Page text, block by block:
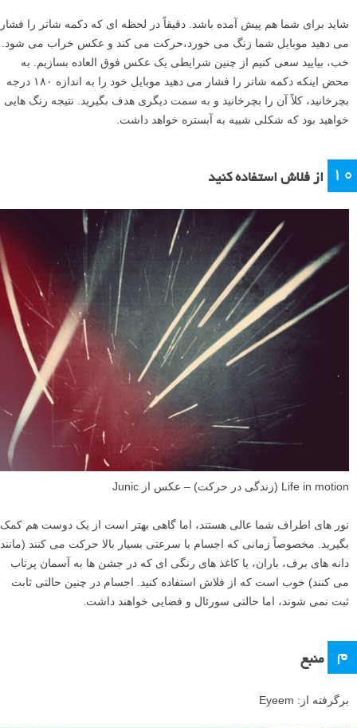
شاید برای شما هم پیش آمده باشد. دقیقاً در لحظه ای که دکمه شاتر را فشار
می دهید موبایل شما زنگ می خورد،حرکت می کند و عکس خراب می شود.
خب، بیایید سعی کنیم از چنین شرایطی یک عکس فوق العاده بسازیم. به
محض اینکه دکمه شاتر را فشار می دهید موبایل خود را به اندازه ۱۸۰ درجه
بچرخانید، کلاً آن را بچرخانید و به سمت دیگری هدف بگیرید. نتیجه رنگ هایی
خواهید بود که شکلی شبیه به آبستره خواهد داشت.
۱۰ از فلاش استفاده کنید
Life in motion (زندگی در حرکت) – عکس از Junic
نور های اطراف شما عالی هستند، اما گاهی بهتر است از یک دوست هم کمک
بگیرید. مخصوصاً زمانی که اجسام با سرعتی بسیار بالا حرکت می کنند (مانند
دانه های برف، باران، یا کاغذ های رنگی ای که در جشن ها به آسمان پرتاب
می کنند) خوب است که از فلاش استفاده کنید. اجسام در چنین حالتی ثابت
ثبت نمی شوند، اما حالتی سورئال و فضایی خواهند داشت.
م منبع
برگرفته از: Eyeem